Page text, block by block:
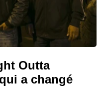
Outta
a changé